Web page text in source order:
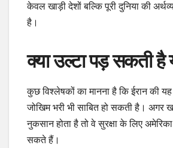
केवल खाड़ी देशों बल्कि पूरी दुनिया की
है।
क्या उल्टा पड़ सकती है
कुछ विश्लेषकों का मानना है कि ईरान की
जोखिम भरी भी साबित हो सकती है। अगर
नुकसान होता है तो वे सुरक्षा के लिए
सकते हैं।